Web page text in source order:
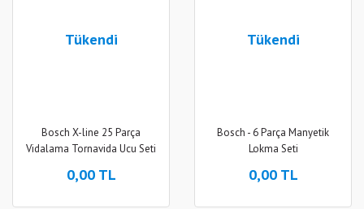
Tükendi
Bosch X-line 25 Parça
Vidalama Tornavida Ucu Seti
0,00 TL
Tükendi
Bosch - 6 Parça Manyetik
Lokma Seti
0,00 TL